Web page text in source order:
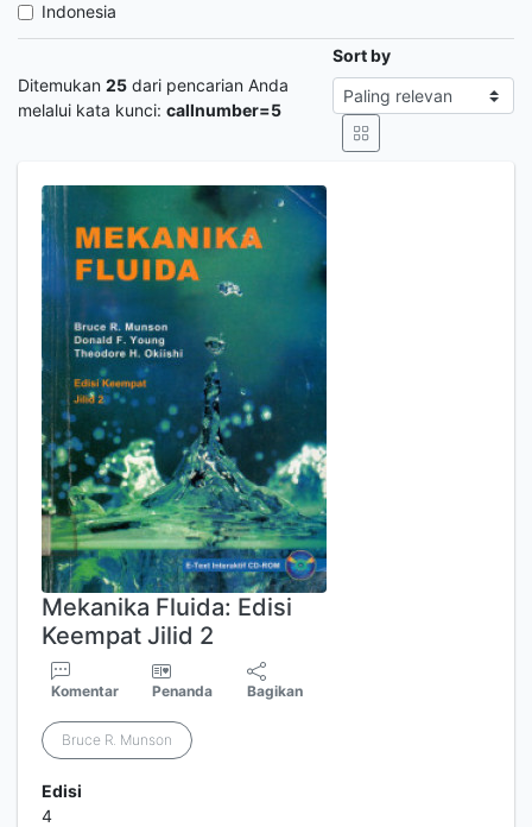
Indonesia
Ditemukan 25 dari pencarian Anda
melalui kata kunci: callnumber=5
Sort by
Mekanika Fluida: Edisi
Keempat Jilid 2
Komentar Penanda Bagikan
Bruce R. Munson
Edisi
4